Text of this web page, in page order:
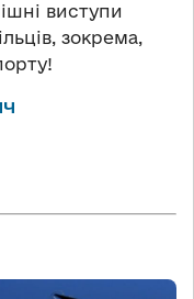
виступи
зокрема,